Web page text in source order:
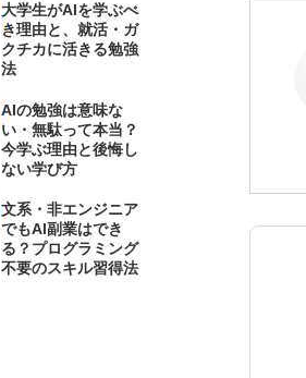
大学生がAIを学ぶべ
き理由と、就活・ガ
クチカに活きる勉強
法
AIの勉強は意味な
い・無駄って本当？
今学ぶ理由と後悔し
ない学び方
文系・非エンジニア
でもAI副業はでき
る？プログラミング
不要のスキル習得法